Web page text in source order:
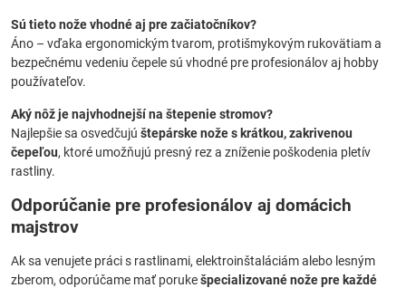
Sú tieto nože vhodné aj pre začiatočníkov?
Áno – vďaka ergonomickým tvarom, protišmykovým rukovätiam a
bezpečnému vedeniu čepele sú vhodné pre profesionálov aj hobby
používateľov.
Aký nôž je najvhodnejší na štepenie stromov?
Najlepšie sa osvedčujú štepárske nože s krátkou, zakrivenou
čepeľou, ktoré umožňujú presný rez a zníženie poškodenia pletív
rastliny.
Odporúčanie pre profesionálov aj domácich
majstrov
Ak sa venujete práci s rastlinami, elektroinštaláciám alebo lesným
zberom, odporúčame mať porukešpecializované nože pre každé